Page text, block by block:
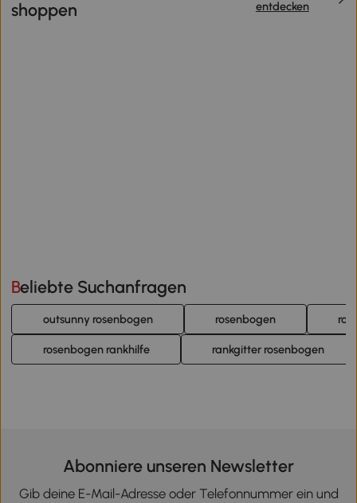
shoppen
entdecken
Beliebte Suchanfragen
outsunny rosenbogen rosenbogen
rosenbogen rankhilfe rankgitter rosenbogen
Abonniere unseren Newsletter
Gib deine E-Mail-Adresse oder Telefonnummer ein und